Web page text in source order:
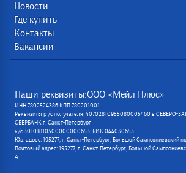
Новости
Где купить
Контакты
Вакансии
Наши реквизиты:ООО «Мейл Плюс»
ИНН 7802524386 КПП 780201001
Реквизиты р /с получателя: 40702810955080005460 в
СБЕРБАНК г. Санкт-Петербург
к/с 30101810500000000653, БИК 044030653
Юр. адрес: 195277, г. Санкт-Петербург, Большой Сампсониевский
Почтовый адрес: 195277, г. Санкт-Петербург, Большой
А